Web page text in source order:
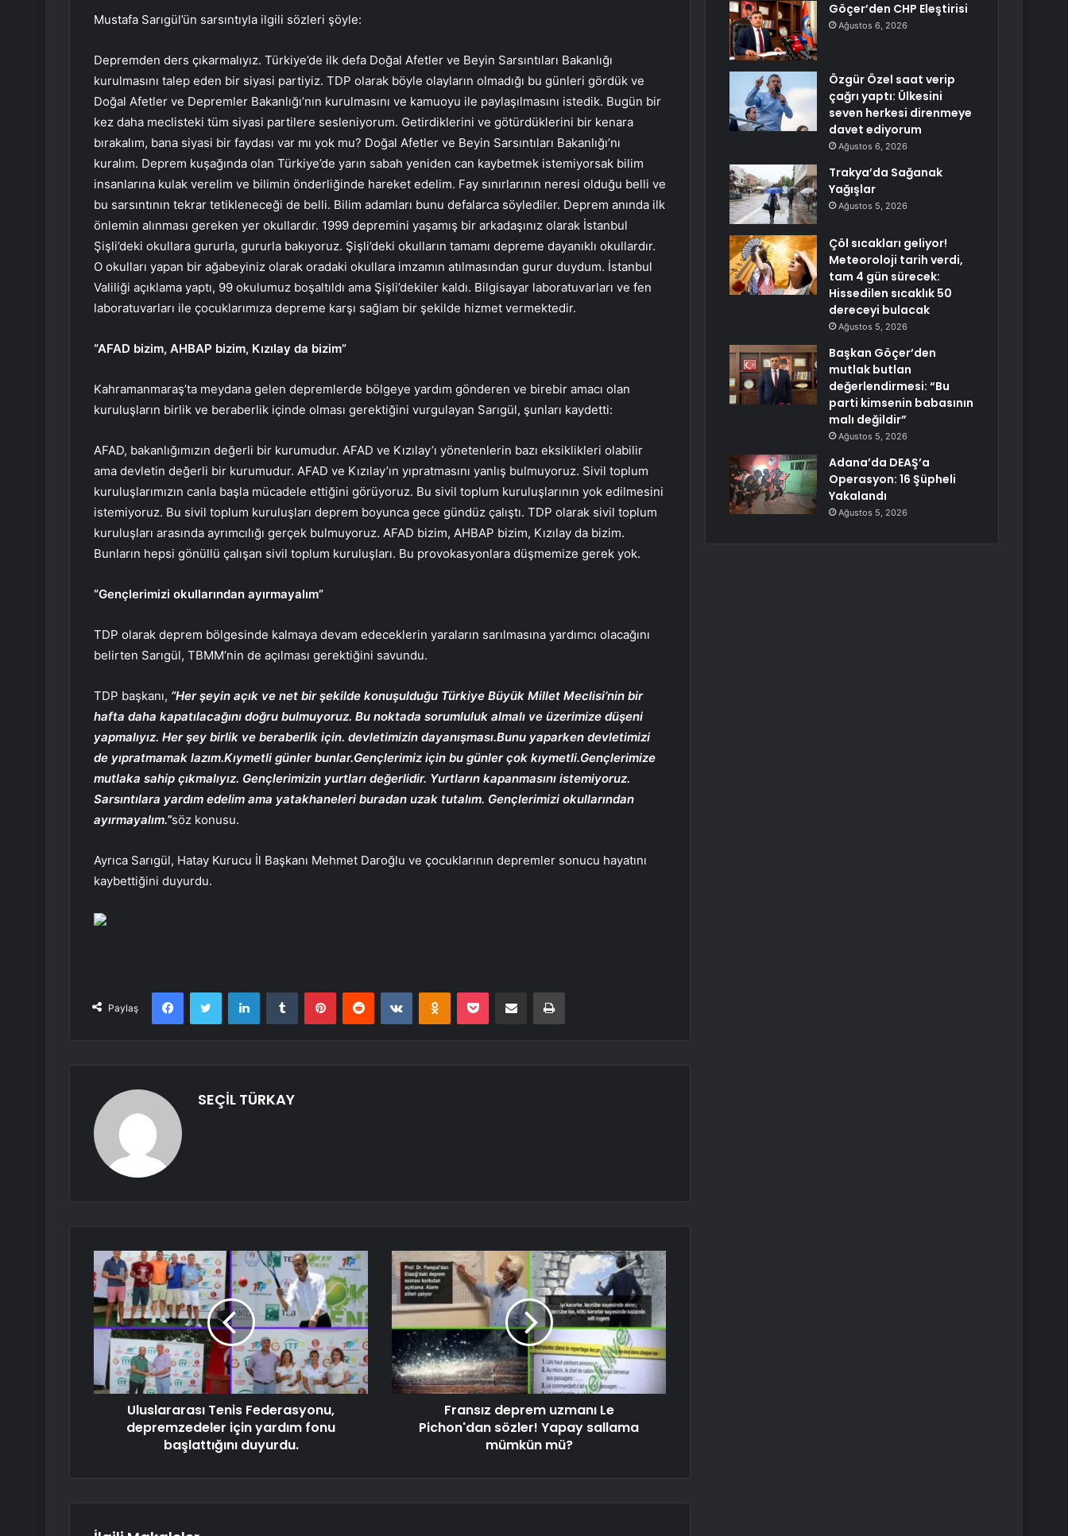
Mustafa Sarıgül’ün sarsıntıyla ilgili sözleri şöyle:
Depremden ders çıkarmalıyız. Türkiye’de ilk defa Doğal Afetler ve Beyin Sarsıntıları Bakanlığı
kurulmasını talep eden bir siyasi partiyiz. TDP olarak böyle olayların olmadığı bu günleri gördük ve
Doğal Afetler ve Depremler Bakanlığı’nın kurulmasını ve kamuoyu ile paylaşılmasını istedik. Bugün bir
kez daha meclisteki tüm siyasi partilere sesleniyorum. Getirdiklerini ve götürdüklerini bir kenara
bırakalım, bana siyasi bir faydası var mı yok mu? Doğal Afetler ve Beyin Sarsıntıları Bakanlığı’nı
kuralım. Deprem kuşağında olan Türkiye’de yarın sabah yeniden can kaybetmek istemiyorsak bilim
insanlarına kulak verelim ve bilimin önderliğinde hareket edelim. Fay sınırlarının neresi olduğu belli ve
bu sarsıntının tekrar tetikleneceği de belli. Bilim adamları bunu defalarca söylediler. Deprem anında ilk
önlemin alınması gereken yer okullardır. 1999 depremini yaşamış bir arkadaşınız olarak İstanbul
Şişli’deki okullara gururla, gururla bakıyoruz. Şişli’deki okulların tamamı depreme dayanıklı okullardır.
O okulları yapan bir ağabeyiniz olarak oradaki okullara imzamın atılmasından gurur duydum. İstanbul
Valiliği açıklama yaptı, 99 okulumuz boşaltıldı ama Şişli’dekiler kaldı. Bilgisayar laboratuvarları ve fen
laboratuvarları ile çocuklarımıza depreme karşı sağlam bir şekilde hizmet vermektedir.
“AFAD bizim, AHBAP bizim, Kızılay da bizim”
Kahramanmaraş’ta meydana gelen depremlerde bölgeye yardım gönderen ve birebir amacı olan
kuruluşların birlik ve beraberlik içinde olması gerektiğini vurgulayan Sarıgül, şunları kaydetti:
AFAD, bakanlığımızın değerli bir kurumudur. AFAD ve Kızılay’ı yönetenlerin bazı eksiklikleri olabilir
ama devletin değerli bir kurumudur. AFAD ve Kızılay’ın yıpratmasını yanlış bulmuyoruz. Sivil toplum
kuruluşlarımızın canla başla mücadele ettiğini görüyoruz. Bu sivil toplum kuruluşlarının yok edilmesini
istemiyoruz. Bu sivil toplum kuruluşları deprem boyunca gece gündüz çalıştı. TDP olarak sivil toplum
kuruluşları arasında ayrımcılığı gerçek bulmuyoruz. AFAD bizim, AHBAP bizim, Kızılay da bizim.
Bunların hepsi gönüllü çalışan sivil toplum kuruluşları. Bu provokasyonlara düşmemize gerek yok.
“Gençlerimizi okullarından ayırmayalım”
TDP olarak deprem bölgesinde kalmaya devam edeceklerin yaraların sarılmasına yardımcı olacağını
belirten Sarıgül, TBMM’nin de açılması gerektiğini savundu.
TDP başkanı, “Her şeyin açık ve net bir şekilde konuşulduğu Türkiye Büyük Millet Meclisi’nin bir
hafta daha kapatılacağını doğru bulmuyoruz. Bu noktada sorumluluk almalı ve üzerimize düşeni
yapmalıyız. Her şey birlik ve beraberlik için. devletimizin dayanışması.Bunu yaparken devletimizi
de yıpratmamak lazım.Kıymetli günler bunlar.Gençlerimiz için bu günler çok kıymetli.Gençlerimize
mutlaka sahip çıkmalıyız. Gençlerimizin yurtları değerlidir. Yurtların kapanmasını istemiyoruz.
Sarsıntılara yardım edelim ama yatakhaneleri buradan uzak tutalım. Gençlerimizi okullarından
ayırmayalım.”söz konusu.
Ayrıca Sarıgül, Hatay Kurucu İl Başkanı Mehmet Daroğlu ve çocuklarının depremler sonucu hayatını
kaybettiğini duyurdu.
Paylaş
FacebookTwitter LinkedInTumblr PinterestReddit VKontakteOdnoklassniki
Pocket E-Posta ile paylaş Yazdır
SEÇİL TÜRKAY
Uluslararası Tenis Federasyonu,
depremzedeler için yardım fonu
başlattığını duyurdu.
Fransız deprem uzmanı Le
Pichon'dan sözler! Yapay sallama
mümkün mü?
Göçer’den CHP Eleştirisi
Ağustos 6, 2026
Özgür Özel saat verip
çağrı yaptı: Ülkesini
seven herkesi direnmeye
davet ediyorum
Ağustos 6, 2026
Trakya’da Sağanak
Yağışlar
Ağustos 5, 2026
Çöl sıcakları geliyor!
Meteoroloji tarih verdi,
tam 4 gün sürecek:
Hissedilen sıcaklık 50
dereceyi bulacak
Ağustos 5, 2026
Başkan Göçer’den
mutlak butlan
değerlendirmesi: “Bu
parti kimsenin babasının
malı değildir”
Ağustos 5, 2026
Adana’da DEAŞ’a
Operasyon: 16 Şüpheli
Yakalandı
Ağustos 5, 2026